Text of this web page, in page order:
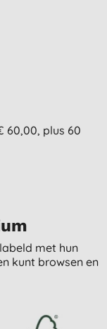
60,00, plus 60
met hun
kunt browsen en